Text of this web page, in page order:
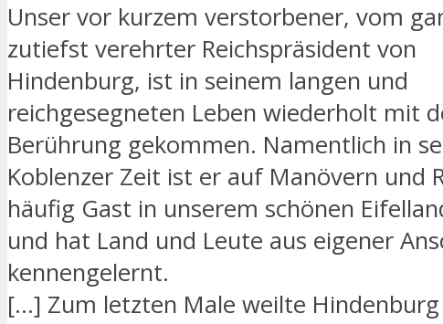
Unser vor kurzem verstorbener, vom
zutiefst verehrter Reichspräsident von
Hindenburg, ist in seinem langen und
reichgesegneten Leben wiederholt mit
Berührung gekommen. Namentlich in
Koblenzer Zeit ist er auf Manövern und
häufig Gast in unserem schönen
und hat Land und Leute aus eigener
kennengelernt.
[…] Zum letzten Male weilte